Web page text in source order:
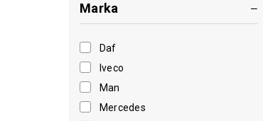
Marka
Daf
Iveco
Man
Mercedes